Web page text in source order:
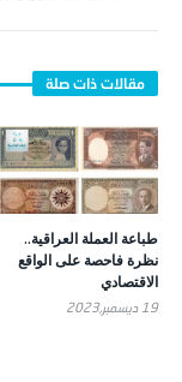
طباعة العملة العراقية..
نظرة فاحصة على الواقع
الاقتصادي
19 ديسمبر,2023